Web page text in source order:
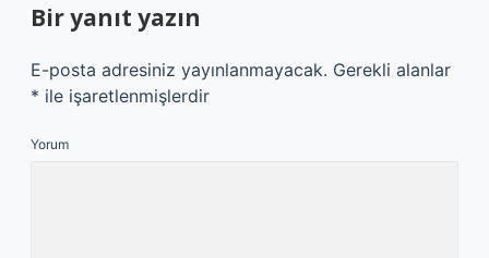
Bir yanıt yazın
E-posta adresiniz yayınlanmayacak. Gerekli alanlar
* ile işaretlenmişlerdir
Yorum